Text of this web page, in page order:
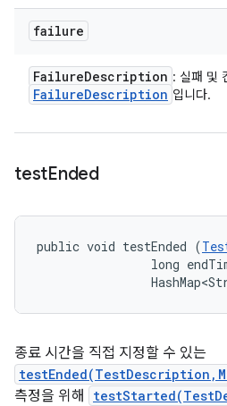
failure
FailureDescription : 실패 및
FailureDescription 입니다.
testEnded
public void testEnded (
long
종료 시간을 직접 지정할 수 있는
측정을 위해